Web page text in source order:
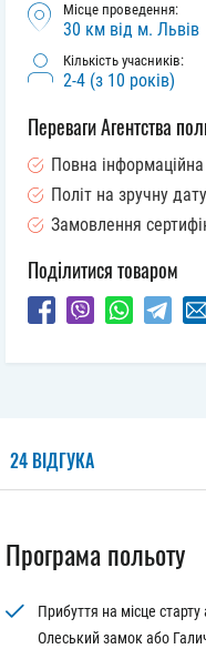
Місце проведення:
30 км від м. Львів
Кількість учасників:
2-4 (з 10 років)
Переваги Агентства
Повна
Політ на зручну дату
Замовлення
Поділитися товаром
24 ВІДГУКА
Програма польоту
Прибуття на місце
Олеський замок або